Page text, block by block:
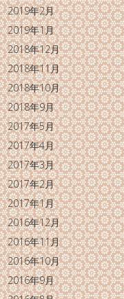
2019年2月
2019年1月
2018年12月
2018年11月
2018年10月
2018年9月
2017年5月
2017年4月
2017年3月
2017年2月
2017年1月
2016年12月
2016年11月
2016年10月
2016年9月